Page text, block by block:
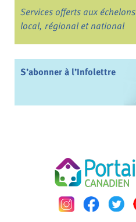
Services offerts aux échelons
local, régional et national
S’abonner à l’Infolettre